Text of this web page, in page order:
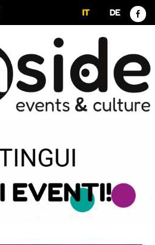
IT DE